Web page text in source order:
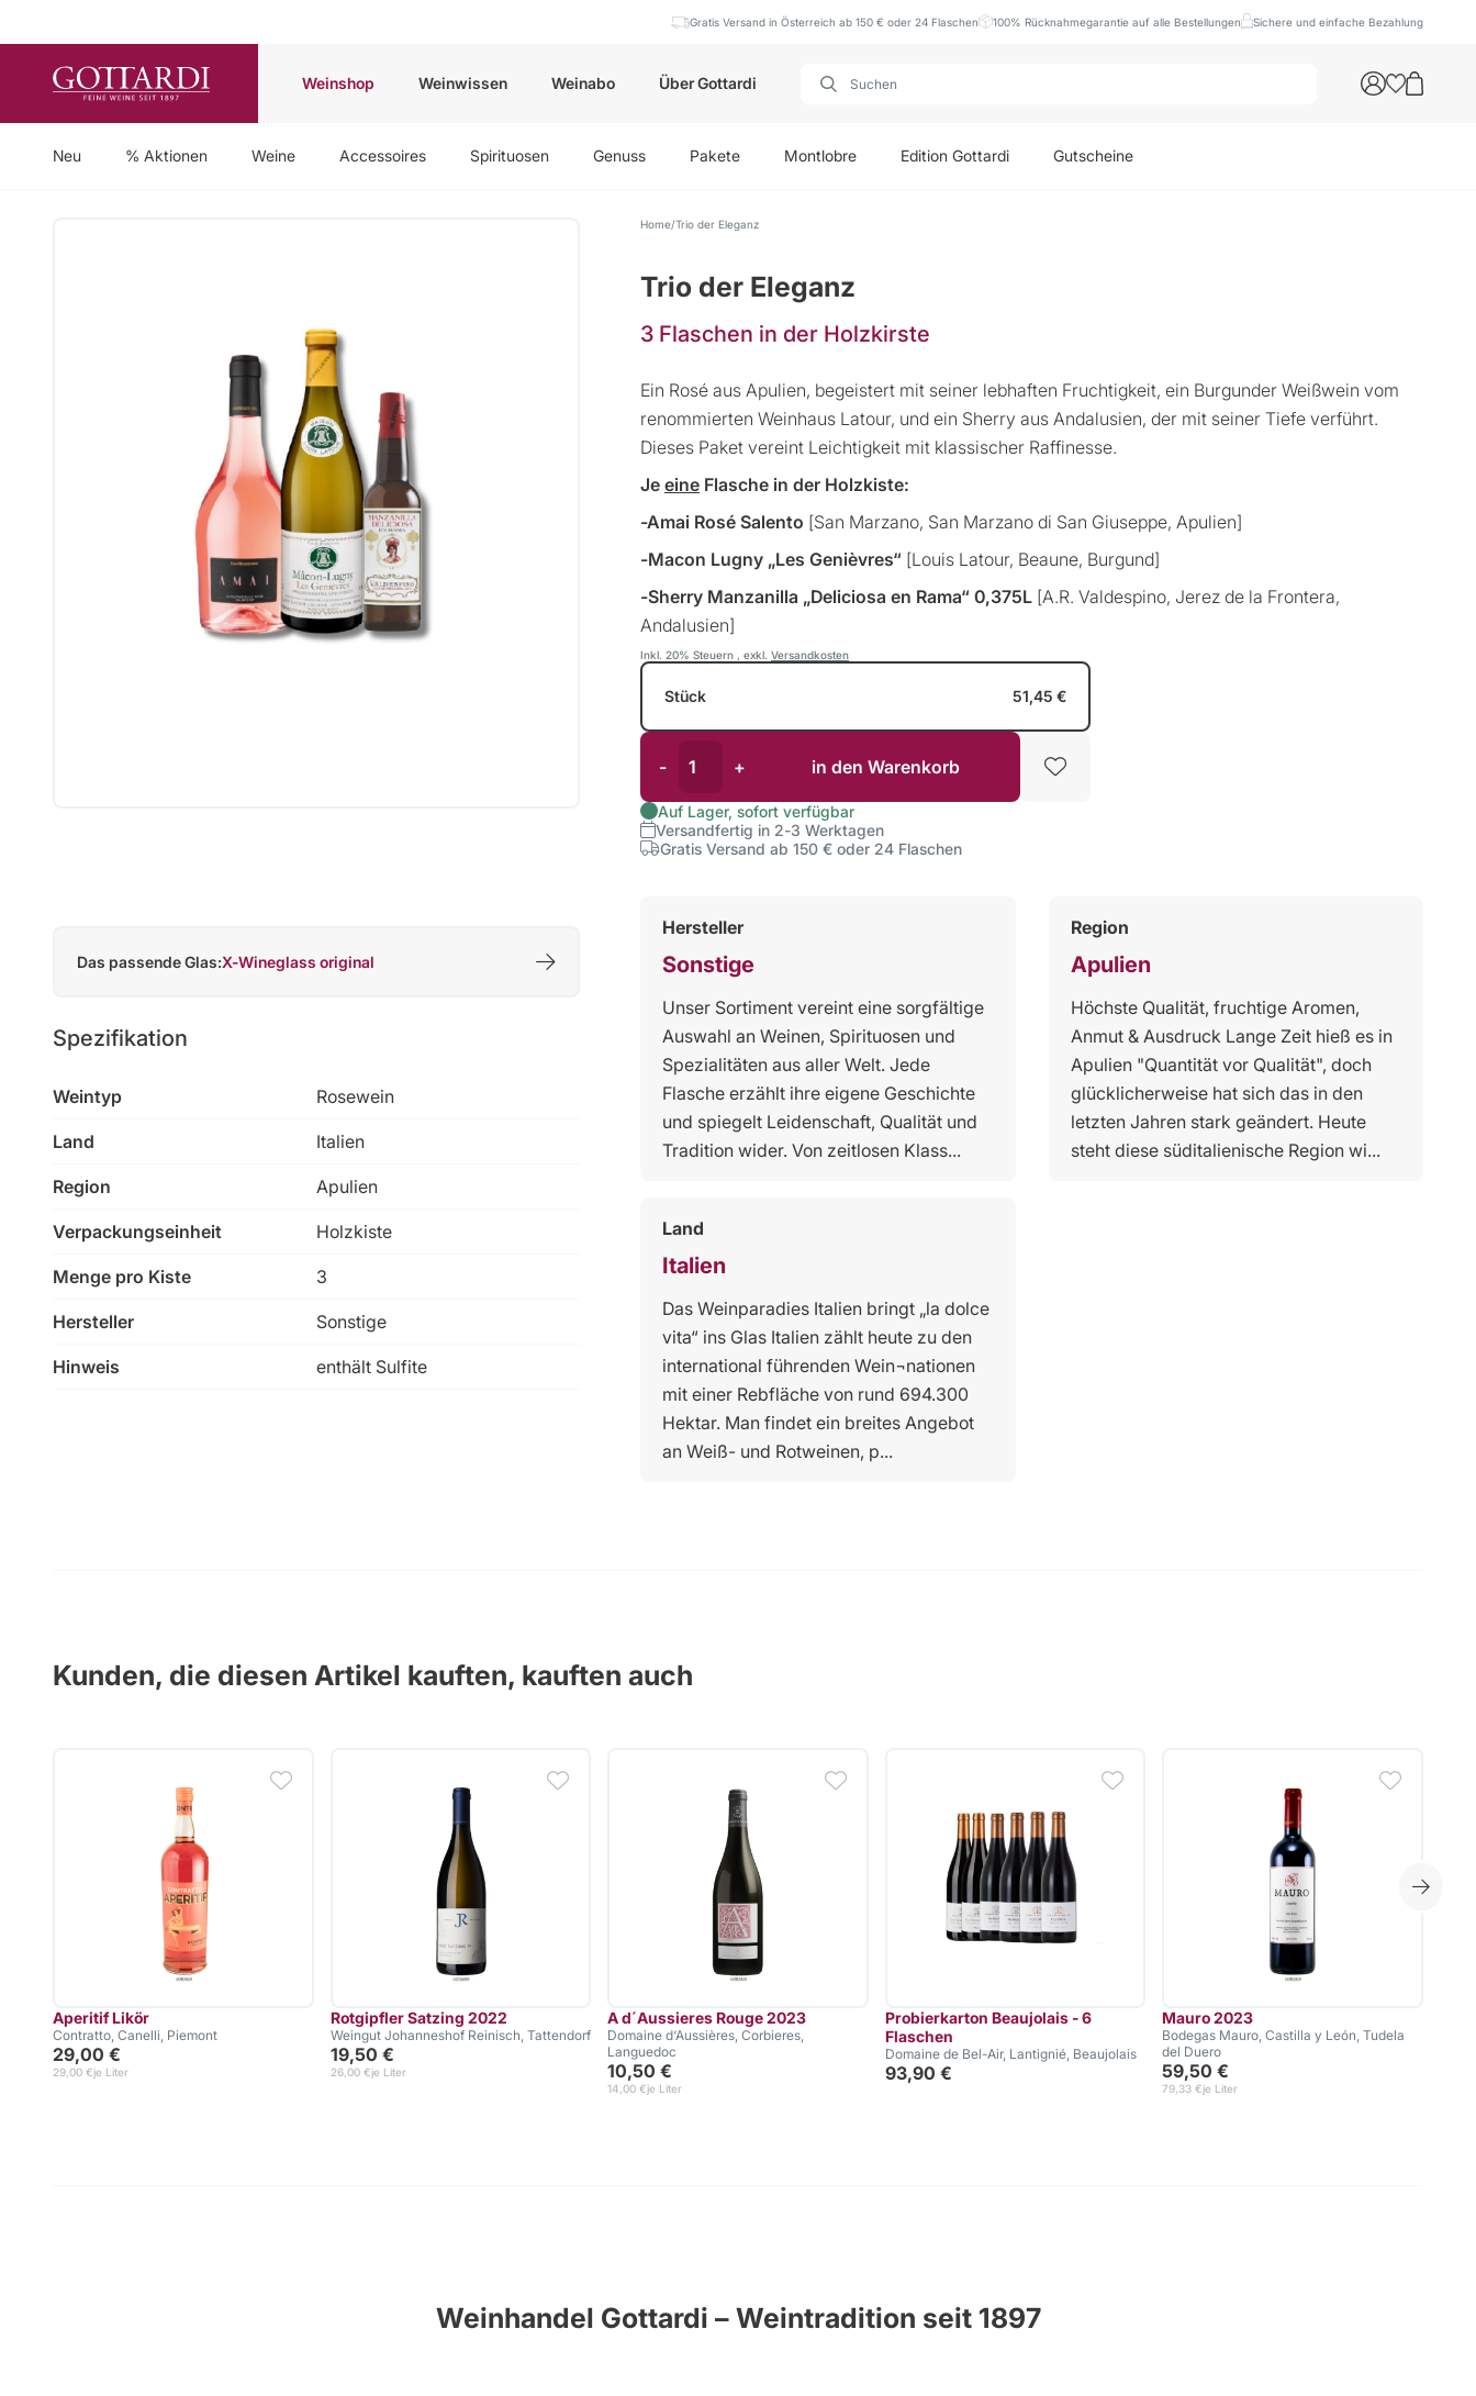
Gratis Versand in Österreich ab 150 € oder 24 Flaschen 100% Rücknahmegarantie auf alle Bestellungen Sichere und einfache Bezahlung
Weinshop Weinwissen Weinabo Über Gottardi
Neu % Aktionen Weine Accessoires Spirituosen Genuss Pakete Montlobre Edition Gottardi Gutscheine
Home Trio der Eleganz
Trio der Eleganz
3 Flaschen in der Holzkirste
Ein Rosé aus Apulien, begeistert mit seiner lebhaften Fruchtigkeit, ein Burgunder Weißwein vom
renommierten Weinhaus Latour, und ein Sherry aus Andalusien, der mit seiner Tiefe verführt.
Dieses Paket vereint Leichtigkeit mit klassischer Raffinesse.
Je eine Flasche in der Holzkiste:
-Amai Rosé Salento [San Marzano, San Marzano di San Giuseppe, Apulien]
-Macon Lugny „Les Genièvres“ [Louis Latour, Beaune, Burgund]
-Sherry Manzanilla „Deliciosa en Rama“ 0,375L [A.R. Valdespino, Jerez de la Frontera,
Andalusien]
Inkl. 20% Steuern , exkl. Versandkosten
Stück 51,45 €
- + in den Warenkorb
Auf Lager, sofort verfügbar
Versandfertig in 2-3 Werktagen
Gratis Versand ab 150 € oder 24 Flaschen
Hersteller
Sonstige
Unser Sortiment vereint eine sorgfältige
Auswahl an Weinen, Spirituosen und
Spezialitäten aus aller Welt. Jede
Flasche erzählt ihre eigene Geschichte
und spiegelt Leidenschaft, Qualität und
Tradition wider. Von zeitlosen Klass...
Region
Apulien
Höchste Qualität, fruchtige Aromen,
Anmut & Ausdruck Lange Zeit hieß es in
Apulien "Quantität vor Qualität", doch
glücklicherweise hat sich das in den
letzten Jahren stark geändert. Heute
steht diese süditalienische Region wi...
Land
Italien
Das Weinparadies Italien bringt „la dolce
vita“ ins Glas Italien zählt heute zu den
international führenden Wein¬nationen
mit einer Rebfläche von rund 694.300
Hektar. Man findet ein breites Angebot
an Weiß- und Rotweinen, p...
Das passende Glas:X-Wineglass original
Spezifikation
Weintyp Rosewein
Land Italien
Region Apulien
Verpackungseinheit Holzkiste
Menge pro Kiste 3
Hersteller Sonstige
Hinweis enthält Sulfite
Kunden, die diesen Artikel kauften, kauften auch
Aperitif Likör
Contratto, Canelli, Piemont
29,00 €
je Liter
29,00 €
Rotgipfler Satzing 2022
Weingut Johanneshof Reinisch, Tattendorf
19,50 €
je Liter
26,00 €
A d´Aussieres Rouge 2023
Domaine d‘Aussières, Corbieres,
Languedoc
10,50 €
je Liter
14,00 €
Probierkarton Beaujolais - 6
Flaschen
Domaine de Bel-Air, Lantignié, Beaujolais
93,90 €
Mauro 2023
Bodegas Mauro, Castilla y León, Tudela
del Duero
59,50 €
je Liter
79,33 €
Weinhandel Gottardi – Weintradition seit 1897